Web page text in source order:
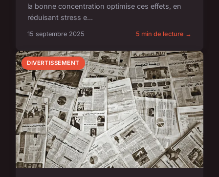
la bonne concentration optimise ces effets, en
réduisant stress e...
15 septembre 2025 5 min de lecture →
DIVERTISSEMENT